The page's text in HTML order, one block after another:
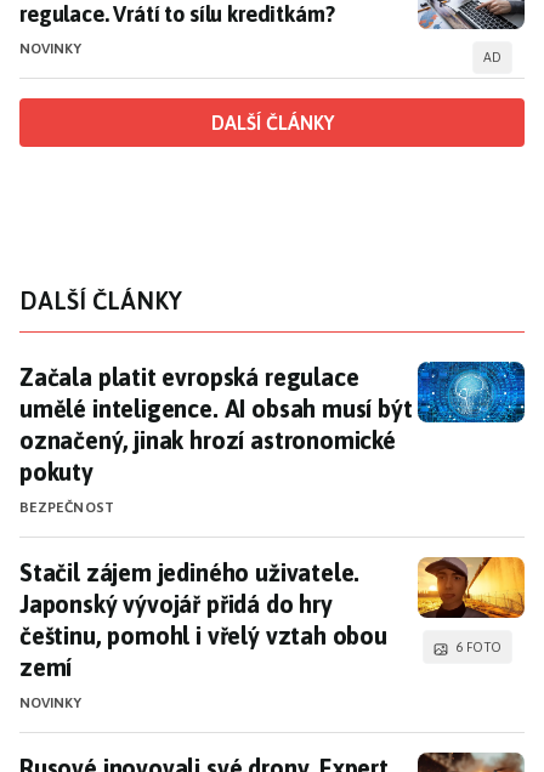
regulace. Vrátí to sílu kreditkám?
NOVINKY AD
DALŠÍ ČLÁNKY
DALŠÍ ČLÁNKY
Začala platit evropská regulace umělé
Začala platit evropská regulace
umělé inteligence. AI obsah musí být
označený, jinak hrozí astronomické
pokuty
BEZPEČNOST
Stačil zájem jediného uživatele. Japonský
Stačil zájem jediného uživatele.
Japonský vývojář přidá do hry
češtinu, pomohl i vřelý vztah obou
zemí
NOVINKY
6 FOTO